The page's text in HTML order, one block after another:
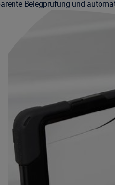
Belegprüfung und